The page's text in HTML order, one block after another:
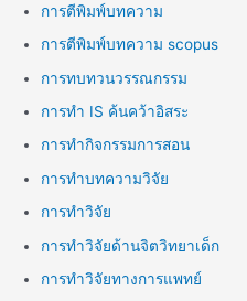
การตีพิมพ์บทความ
การตีพิมพ์บทความ scopus
การทบทวนวรรณกรรม
การทำ IS ค้นคว้าอิสระ
การทำกิจกรรมการสอน
การทำบทความวิจัย
การทำวิจัย
การทำวิจัยด้านจิตวิทยาเด็ก
การทำวิจัยทางการแพทย์